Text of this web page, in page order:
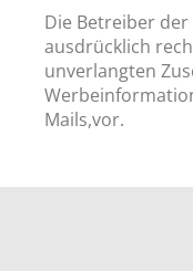
Die Betreiber
ausdrücklich
unverlangten
Mails,vor.